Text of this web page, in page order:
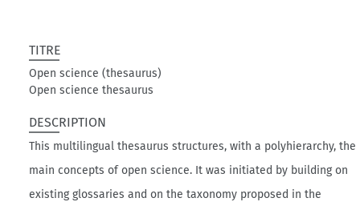
TITRE
Open science (thesaurus)
Open science thesaurus
DESCRIPTION
This multilingual thesaurus structures, with a polyhierarchy, the
main concepts of open science. It was initiated by building on
existing glossaries and on the taxonomy proposed in the